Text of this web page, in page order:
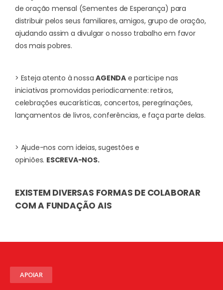
de oração mensal (Sementes de Esperança) para
distribuir pelos seus familiares, amigos, grupo de oração,
ajudando assim a divulgar o nosso trabalho em favor
dos mais pobres.
> Esteja atento à nossaAGENDA e participe nas
iniciativas promovidas periodicamente: retiros,
celebrações eucarísticas, concertos, peregrinações,
lançamentos de livros, conferências, e faça parte delas.
> Ajude-nos com ideias, sugestões e
opiniões. ESCREVA-NOS.
EXISTEM DIVERSAS FORMAS DE COLABORAR
COM A FUNDAÇÃO AIS
APOIAR